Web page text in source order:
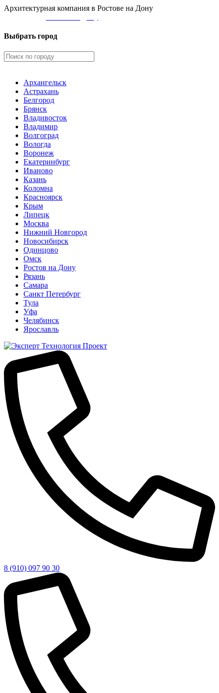
Архитектурная компания в Ростове на Дону
Выбрать город
Архангельск
Астрахань
Белгород
Брянск
Владивосток
Владимир
Волгоград
Вологда
Воронеж
Екатеринбург
Иваново
Казань
Коломна
Красноярск
Крым
Липецк
Москва
Нижний Новгород
Новосибирск
Одинцово
Омск
Ростов на Дону
Рязань
Самара
Санкт Петербург
Тула
Уфа
Челябинск
Ярославль
8 (910) 097 90 30